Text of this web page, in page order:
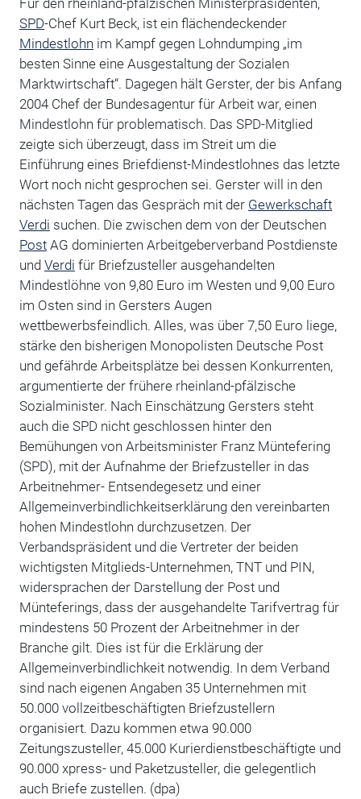
SPD-Chef Kurt Beck, ist ein flächendeckender
Mindestlohn im Kampf gegen Lohndumping „im
besten Sinne eine Ausgestaltung der Sozialen
Marktwirtschaft“. Dagegen hält Gerster, der bis Anfang
2004 Chef der Bundesagentur für Arbeit war, einen
Mindestlohn für problematisch. Das SPD-Mitglied
zeigte sich überzeugt, dass im Streit um die
Einführung eines Briefdienst-Mindestlohnes das letzte
Wort noch nicht gesprochen sei. Gerster will in den
nächsten Tagen das Gespräch mit der Gewerkschaft
Verdi suchen. Die zwischen dem von der Deutschen
PostAG dominierten Arbeitgeberverband Postdienste
und Verdi für Briefzusteller ausgehandelten
Mindestlöhne von 9,80 Euro im Westen und 9,00 Euro
im Osten sind in Gersters Augen
wettbewerbsfeindlich. Alles, was über 7,50 Euro liege,
stärke den bisherigen Monopolisten Deutsche Post
und gefährde Arbeitsplätze bei dessen Konkurrenten,
argumentierte der frühere rheinland-pfälzische
Sozialminister. Nach Einschätzung Gersters steht
auch die SPD nicht geschlossen hinter den
Bemühungen von Arbeitsminister Franz Müntefering
(SPD), mit der Aufnahme der Briefzusteller in das
Arbeitnehmer- Entsendegesetz und einer
Allgemeinverbindlichkeitserklärung den vereinbarten
hohen Mindestlohn durchzusetzen. Der
Verbandspräsident und die Vertreter der beiden
wichtigsten Mitglieds-Unternehmen, TNT und PIN,
widersprachen der Darstellung der Post und
Münteferings, dass der ausgehandelte Tarifvertrag für
mindestens 50 Prozent der Arbeitnehmer in der
Branche gilt. Dies ist für die Erklärung der
Allgemeinverbindlichkeit notwendig. In dem Verband
sind nach eigenen Angaben 35 Unternehmen mit
50.000 vollzeitbeschäftigten Briefzustellern
organisiert. Dazu kommen etwa 90.000
Zeitungszusteller, 45.000 Kurierdienstbeschäftigte und
90.000 xpress- und Paketzusteller, die gelegentlich
auch Briefe zustellen. (dpa)